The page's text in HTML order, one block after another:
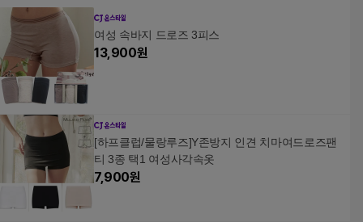
여성 속바지 드로즈 3피스
13,900원
[하프클럽/물랑루즈]Y존방지 인견 치마여드로즈팬
티 3종 택1 여성사각속옷
7,900원